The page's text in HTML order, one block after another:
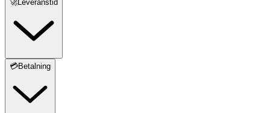
🚀Leveranstid
💳Betalning